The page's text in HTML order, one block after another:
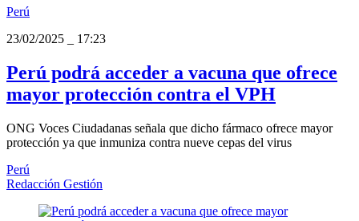
Perú
23/02/2025
17:23
Perú podrá acceder a vacuna que ofrece
mayor protección contra el VPH
ONG Voces Ciudadanas señala que dicho fármaco ofrece mayor
protección ya que inmuniza contra nueve cepas del virus
Perú
Redacción Gestión